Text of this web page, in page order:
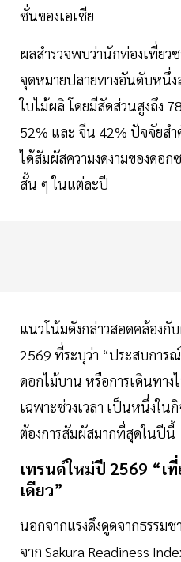
ซั่นของเอเชีย
ผลสำรวจพบว่านักท่องเที่ยว
จุดหมายปลายทางอันดับหนึ่ง
ใบไม้ผลิ โดยมีสัดส่วนสูงถึง
52% และ จีน 42% ปัจจัยส
ได้สัมผัสความงดงามของดอก
สั้น ๆ ในแต่ละปี
แนวโน้มดังกล่าวสอดคล้องกั
2569 ที่ระบุว่า “ประสบการ
ดอกไม้บาน หรือการเดินทาง
เฉพาะช่วงเวลา เป็นหนึ่งใน
ต้องการสัมผัสมากที่สุดในปีนี้
เทรนด์ใหม่ปี 2569 “เ
เดียว”
นอกจากแรงดึงดูดจากธรรม
จาก Sakura Readiness